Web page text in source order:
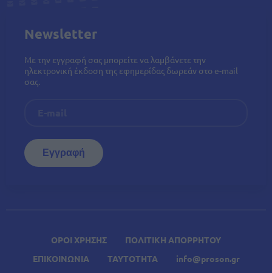
ΟΡΟΙ ΧΡΗΣΗΣ
ΠΟΛΙΤΙΚΗ ΑΠΟΡΡΗΤΟΥ
ΕΠΙΚΟΙΝΩΝΙΑ
ΤΑΥΤΟΤΗΤΑ
info@proson.gr
Newsletter
Με την εγγραφή σας μπορείτε να λαμβάνετε την
ηλεκτρονική έκδοση της εφημερίδας δωρεάν στο e-mail
σας.